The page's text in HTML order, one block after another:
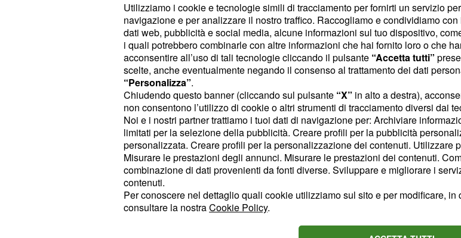
Innanzitutto,l'aggressore invierà ad Angela un biglietto e
un pacchetto e Lorenzo intercetterà i regali. Il Capitano
leggerà le parole di don Facundo che si scuserà per la
molestia e inviteràAngelaad un incontro con lui. La
ragazza non vorrà saperne, né dell'invito, né dei cioccolatini
che lo accompagneranno. Lorenzo avrà una discussione
con Angela e le dirà che non ha scelta: deve andare al
palazzo del marchese a scusarsi per il pugno, perché i loro
rapporti non possono essere rovinati. All'improvviso, arriverà
Leocadiache si schiererà dalla parte di Lorenzo.
Quest'ultimo farà notare alla sua amica che
ha
Utilizziamo i cookie e tecnologie simili di tracciamento per fornirti un servizio
navigazione e per analizzare il nostro traffico. Raccogliamo e condividiamo con
dati web, pubblicità e social media, alcune informazioni sul tuo dispositivo,
i quali potrebbero combinarle con altre informazioni che hai fornito loro o che
acconsentire all’uso di tali tecnologie cliccando il pulsante “Accetta tutti”
scelte, anche eventualmente negando il consenso al trattamento dei dati
“Personalizza”.
Chiudendo questo banner (cliccando sul pulsante “X” in alto a destra),
non consentono l’utilizzo di cookie o altri strumenti di tracciamento diversi dai
Noi e i nostri partner trattiamo i tuoi dati di navigazione per: Archiviare
limitati per la selezione della pubblicità. Creare profili per la pubblicità
personalizzata. Creare profili per la personalizzazione dei contenuti. Utilizzare
Misurare le prestazioni degli annunci. Misurare le prestazioni dei contenuti.
combinazione di dati provenienti da fonti diverse. Sviluppare e migliorare i
contenuti.
Per conoscere nel dettaglio quali cookie utilizziamo sul sito e per modificare,
consultare la nostraCookie Policy.